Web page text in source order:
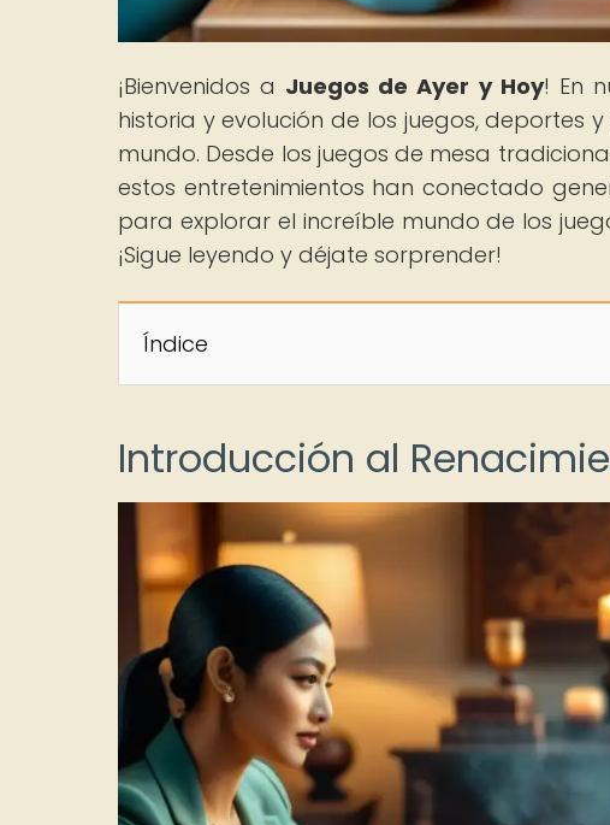
¡Bienvenidos a Juegos de Ayer y Hoy! En
historia y evolución de los juegos,
mundo. Desde los juegos de mesa
estos entretenimientos han conectado
para explorar el increíble mundo de los
¡Sigue leyendo y déjate sorprender!
Índice
Introducción al